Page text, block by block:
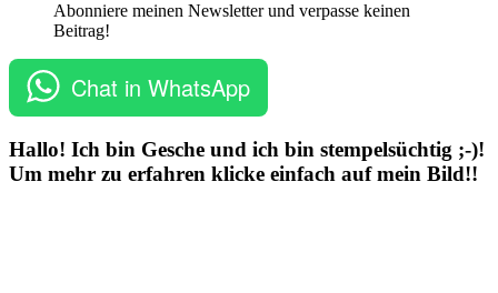
Abonniere meinen Newsletter und verpasse keinen
Beitrag!
Chat in WhatsApp
Hallo! Ich bin Gesche und ich bin stempelsüchtig ;-)!
Um mehr zu erfahren klicke einfach auf mein Bild!!